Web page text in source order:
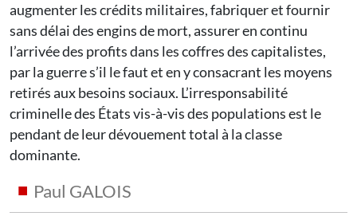
augmenter les crédits militaires, fabriquer et fournir
sans délai des engins de mort, assurer en continu
l’arrivée des profits dans les coffres des capitalistes,
par la guerre s’il le faut et en y consacrant les moyens
retirés aux besoins sociaux. L’irresponsabilité
criminelle des États vis-à-vis des populations est le
pendant de leur dévouement total à la classe
dominante.
Paul GALOIS